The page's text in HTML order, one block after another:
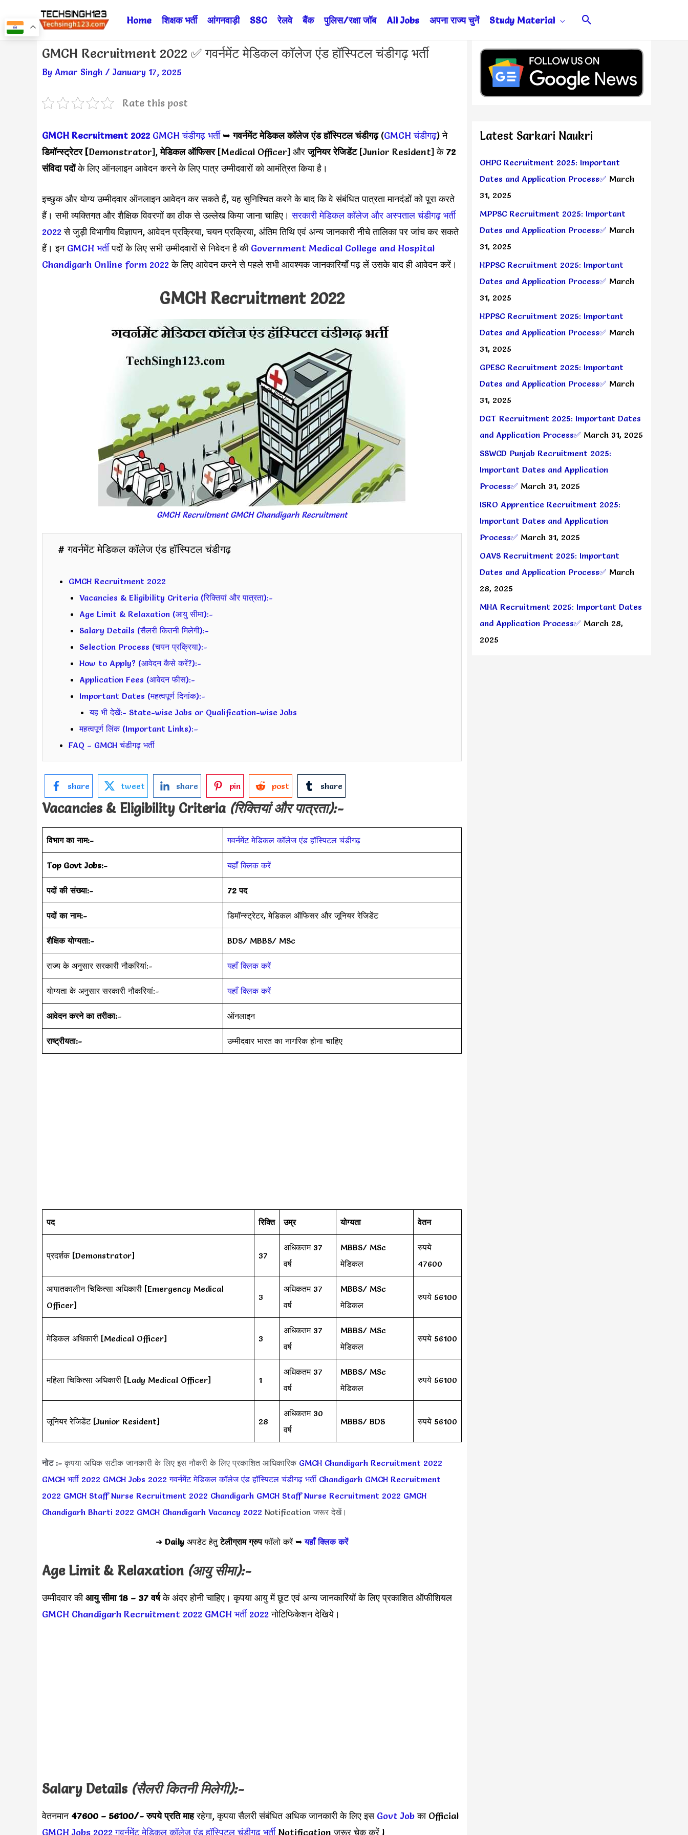
to
Home शिक्षक भर्ती आंगनवाड़ी SSC रेलवे बैंक पुलिस/रक्षा जॉब All Jobs अपना राज्य चुनें Study Material Search
GMCH Recruitment 2022 ✅ गवर्नमेंट मेडिकल कॉलेज एंड हॉस्पिटल चंडीगढ़ भर्ती
By Amar Singh / January 17, 2025
Rate this post
GMCH Recruitment 2022 GMCH चंडीगढ़ भर्ती➥गवर्नमेंट मेडिकल कॉलेज एंड हॉस्पिटल चंडीगढ़(GMCH चंडीगढ़) ने
डिमॉन्स्ट्रेटर [Demonstrator],मेडिकल ऑफिसर[Medical Officer] औरजूनियर रेजिडेंट[Junior Resident] के 72
संविदा पदोंके लिए ऑनलाइन आवेदन करने के लिए पात्र उम्मीदवारों को आमंत्रित किया है।
इच्छुक और योग्य उम्मीदवार ऑनलाइन आवेदन कर सकते हैं, यह सुनिश्चित करने के बाद कि वे संबंधित पात्रता मानदंडों को पूरा करते
हैं। सभी व्यक्तिगत और शैक्षिक विवरणों का ठीक से उल्लेख किया जाना चाहिए।सरकारी मेडिकल कॉलेज और अस्पताल चंडीगढ़ भर्ती
2022से जुड़ी विभागीय विज्ञापन, आवेदन प्रक्रिया, चयन प्रक्रिया, अंतिम तिथि एवं अन्य जानकारी नीचे तालिका पर जांच कर सकते
हैं। इन GMCH भर्तीपदों के लिए सभी उम्मीदवारों से निवेदन है की Government Medical College and Hospital
Chandigarh Online form 2022के लिए आवेदन करने से पहले सभी आवश्यक जानकारियाँ पढ़ लें उसके बाद ही आवेदन करें।
GMCH Recruitment 2022
GMCH Recruitment GMCH Chandigarh Recruitment
# गवर्नमेंट मेडिकल कॉलेज एंड हॉस्पिटल चंडीगढ़
GMCH Recruitment 2022
Vacancies & Eligibility Criteria (रिक्तियां और पात्रता):-
Age Limit & Relaxation (आयु सीमा):-
Salary Details (सैलरी कितनी मिलेगी):-
Selection Process (चयन प्रक्रिया):-
How to Apply? (आवेदन कैसे करें?):-
Application Fees (आवेदन फीस):-
Important Dates (महत्वपूर्ण दिनांक):-
यह भी देखें:- State-wise Jobs or Qualification-wise Jobs
महत्वपूर्ण लिंक (Important Links):–
FAQ – GMCH चंडीगढ़ भर्ती
share tweet share pin post share
Vacancies & Eligibility Criteria (रिक्तियां और पात्रता):-
विभाग का नाम:- गवर्नमेंट मेडिकल कॉलेज एंड हॉस्पिटल चंडीगढ़
Top Govt Jobs:- यहाँ क्लिक करें
पदों की संख्या:- 72 पद
पदों का नाम:- डिमॉन्स्ट्रेटर, मेडिकल ऑफिसर और जूनियर रेजिडेंट
शैक्षिक योग्यता:- BDS/ MBBS/ MSc
राज्य के अनुसार सरकारी नौकरियां:- यहाँ क्लिक करें
योग्यता के अनुसार सरकारी नौकरियां:- यहाँ क्लिक करें
आवेदन करने का तरीका:– ऑनलाइन
राष्ट्रीयता:- उम्मीदवार भारत का नागरिक होना चाहिए
पद रिक्ति उम्र योग्यता वेतन
प्रदर्शक [Demonstrator] 37
अधिकतम 37
वर्ष
MBBS/ MSc
मेडिकल
रुपये
47600
आपातकालीन चिकित्सा अधिकारी [Emergency Medical
Officer]
3
अधिकतम 37
वर्ष
MBBS/ MSc
मेडिकल
रुपये 56100
मेडिकल अधिकारी [Medical Officer] 3
अधिकतम 37
वर्ष
MBBS/ MSc
मेडिकल
रुपये 56100
महिला चिकित्सा अधिकारी [Lady Medical Officer] 1
अधिकतम 37
वर्ष
MBBS/ MSc
मेडिकल
रुपये 56100
जूनियर रेजिडेंट [Junior Resident] 28
अधिकतम 30
वर्ष
MBBS/ BDS रुपये 56100
नोट :- कृपया अधिक सटीक जानकारी के लिए इस नौकरी के लिए प्रकाशित आधिकारिक GMCH Chandigarh Recruitment 2022
GMCH भर्ती 2022 GMCH Jobs 2022 गवर्नमेंट मेडिकल कॉलेज एंड हॉस्पिटल चंडीगढ़ भर्ती Chandigarh GMCH Recruitment
2022 GMCH Staff Nurse Recruitment 2022 Chandigarh GMCH Staff Nurse Recruitment 2022 GMCH
Chandigarh Bharti 2022 GMCH Chandigarh Vacancy 2022 Notification जरूर देखें।
➜ Daily अपडेट हेतुटेलीग्राम ग्रुपफॉलो करें ➥यहाँ क्लिक करें
Age Limit & Relaxation (आयु सीमा):-
उम्मीदवार कीआयु सीमा 18 – 37 वर्षके अंदर होनी चाहिए। कृपया आयु में छूट एवं अन्य जानकारियों के लिए प्रकाशित ऑफीशियल
GMCH Chandigarh Recruitment 2022 GMCH भर्ती 2022नोटिफिकेशन देखिये।
Salary Details (सैलरी कितनी मिलेगी):-
वेतनमान 47600 – 56100/- रुपये प्रति माहरहेगा, कृपया सैलरी संबंधित अधिक जानकारी के लिए इस Govt Jobका Official
GMCH Jobs 2022 गवर्नमेंट मेडिकल कॉलेज एंड हॉस्पिटल चंडीगढ़ भर्ती Notification जरूर चेक करें l
Post
Latest Sarkari Naukri
OHPC Recruitment 2025: Important
Dates and Application Process✅ March
31, 2025
MPPSC Recruitment 2025: Important
Dates and Application Process✅ March
31, 2025
HPPSC Recruitment 2025: Important
Dates and Application Process✅ March
31, 2025
HPPSC Recruitment 2025: Important
Dates and Application Process✅ March
31, 2025
GPESC Recruitment 2025: Important
Dates and Application Process✅ March
31, 2025
DGT Recruitment 2025: Important Dates
and Application Process✅ March 31, 2025
SSWCD Punjab Recruitment 2025:
Important Dates and Application
Process✅ March 31, 2025
ISRO Apprentice Recruitment 2025:
Important Dates and Application
Process✅ March 31, 2025
OAVS Recruitment 2025: Important
Dates and Application Process✅ March
28, 2025
MHA Recruitment 2025: Important Dates
and Application Process✅ March 28,
2025